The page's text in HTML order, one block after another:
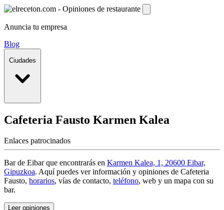
Anuncia tu empresa
Blog
Ciudades
Cafeteria Fausto Karmen Kalea
Enlaces patrocinados
Bar de Eibar que encontrarás en Karmen Kalea, 1, 20600 Eibar,
Gipuzkoa. Aquí puedes ver información y opiniones de Cafeteria
Fausto, horarios, vías de contacto, teléfono, web y un mapa con su
bar.
Leer opiniones